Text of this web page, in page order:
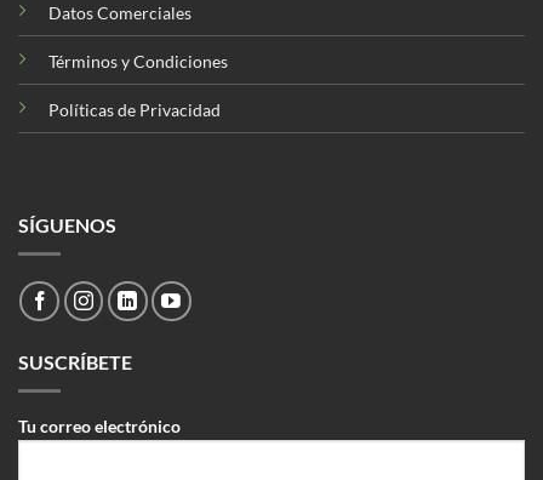
Datos Comerciales
Términos y Condiciones
Políticas de Privacidad
SÍGUENOS
SUSCRÍBETE
Tu correo electrónico